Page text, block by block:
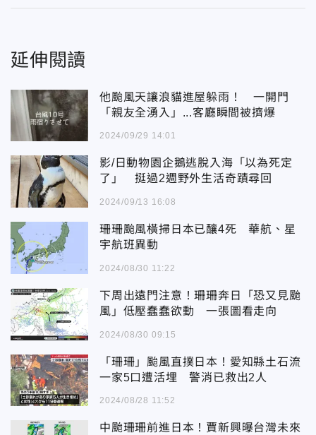
延伸閱讀
他颱風天讓浪貓進屋躲雨！ 一開門
「親友全湧入」...客廳瞬間被擠爆
2024/09/29 14:01
影/日動物園企鵝逃脫入海「以為死定
了」 挺過2週野外生活奇蹟尋回
2024/09/13 16:08
珊珊颱風橫掃日本已釀4死 華航、星
宇航班異動
2024/08/30 11:22
下周出遠門注意！珊珊奔日「恐又見颱
風」低壓蠢蠢欲動 一張圖看走向
2024/08/30 09:15
「珊珊」颱風直撲日本！愛知縣土石流
一家5口遭活埋 警消已救出2人
2024/08/28 11:52
中颱珊珊前進日本！賈新興曝台灣未來